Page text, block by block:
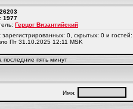
26203
1977
Герцог Византийский
зарегистрированных: 0, скрытых: 0 и
Пт 31.10.2025 12:11 MSK
последние пять минут
Имя: